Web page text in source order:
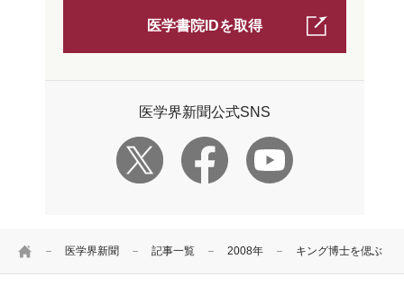
HOME 医学界新聞 記事一覧 2008年 キング博士を偲ぶ
医学書院IDを取得
医学界新聞公式SNS